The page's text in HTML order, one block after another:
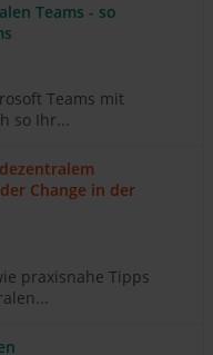
Teams - so
Teams mit
so Ihr...
Change in der
praxisnahe Tipps